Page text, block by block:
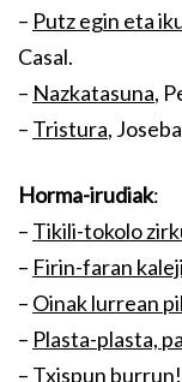
– Putz egin eta
Casal.
– Nazkatasuna,
– Tristura,
Horma-irudiak:
– Tikili-tokolo
– Firin-faran
– Oinak lurrean
– Plasta-plasta,
– Txispun burrun!